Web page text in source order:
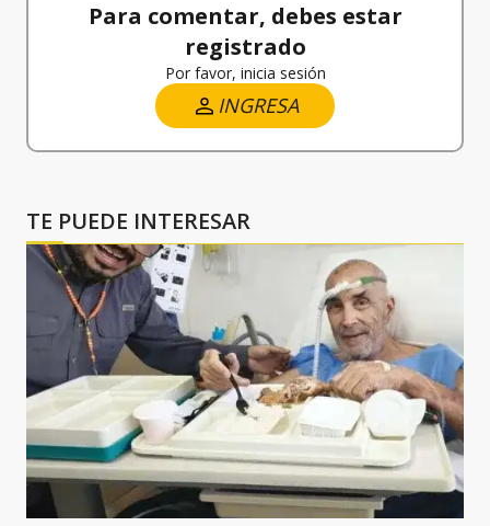
Para comentar, debes estar
registrado
Por favor, inicia sesión
INGRESA
TE PUEDE INTERESAR